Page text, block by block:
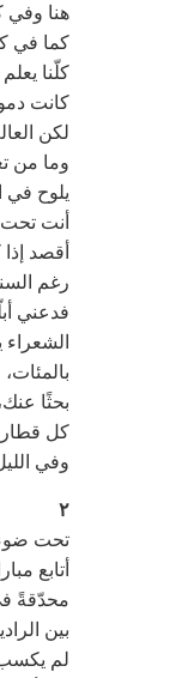
هنا وفي
كما في
كلّنا
كانت
لكن
وما من
يلوح في
أنت تحت
أقصد
رغم
فدعني
بالمئات،
بحثًا
كل قطار
وفي
٢
تحت
أتابع
محدّقةً
بين
لم يكسب